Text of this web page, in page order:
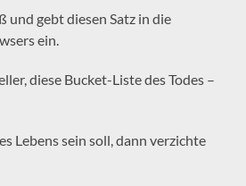
und gebt diesen Satz in die
ein.
diese Bucket-Liste des Todes –
Lebens sein soll, dann verzichte